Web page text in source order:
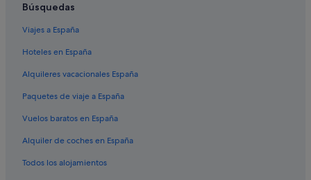
Búsquedas
Viajes a España
Hoteles en España
Alquileres vacacionales España
Paquetes de viaje a España
Vuelos baratos en España
Alquiler de coches en España
Todos los alojamientos